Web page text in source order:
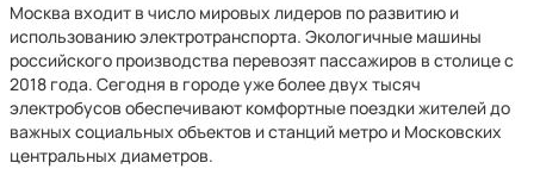
Москва входит в число мировых лидеров по развитию и
использованию электротранспорта. Экологичные машины
российского производства перевозят пассажиров в столице с
2018 года. Сегодня в городе уже более двух тысяч
электробусов обеспечивают комфортные поездки жителей до
важных социальных объектов и станций метро и Московских
центральных диаметров.